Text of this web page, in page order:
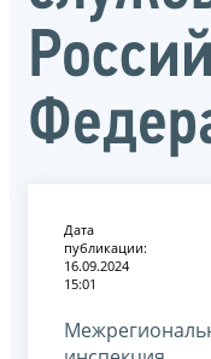
Дата
публикации:
16.09.2024
15:01